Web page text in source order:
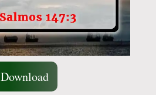
Download